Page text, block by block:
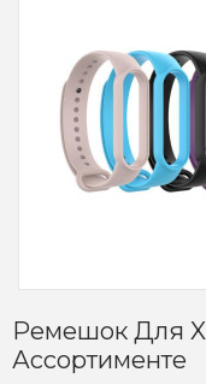
Ремешок Для
Ассортименте